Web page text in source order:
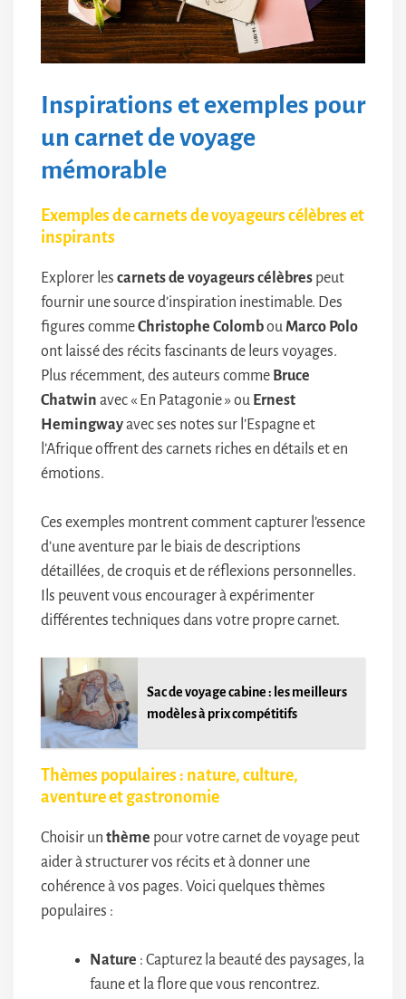
Inspirations et exemples pour
un carnet de voyage
mémorable
Exemples de carnets de voyageurs célèbres et
inspirants
Explorer les carnets de voyageurs célèbres peut
fournir une source d’inspiration inestimable. Des
figures commeChristophe ColombouMarco Polo
ont laissé des récits fascinants de leurs voyages.
Plus récemment, des auteurs comme Bruce
Chatwin avec « En Patagonie » ou Ernest
Hemingwayavec ses notes sur l’Espagne et
l’Afrique offrent des carnets riches en détails et en
émotions.
Ces exemples montrent comment capturer l’essence
d’une aventure par le biais de descriptions
détaillées, de croquis et de réflexions personnelles.
Ils peuvent vous encourager à expérimenter
différentes techniques dans votre propre carnet.
Sac de voyage cabine : les meilleurs
modèles à prix compétitifs
Thèmes populaires : nature, culture,
aventure et gastronomie
Choisir un thème pour votre carnet de voyage peut
aider à structurer vos récits et à donner une
cohérence à vos pages. Voici quelques thèmes
populaires :
Nature : Capturez la beauté des paysages, la
faune et la flore que vous rencontrez.